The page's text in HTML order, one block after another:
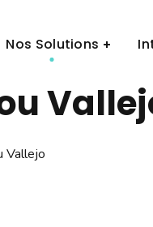
Nos Solutions
Vallejo